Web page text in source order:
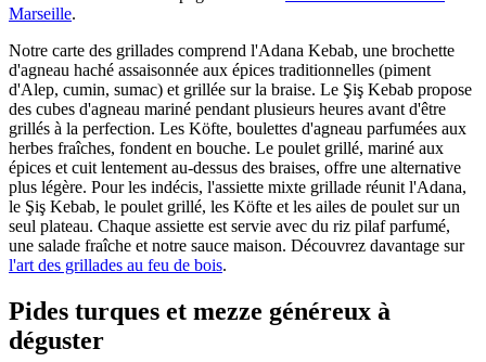
Marseille.
Notre carte des grillades comprend l'Adana Kebab, une brochette
d'agneau haché assaisonnée aux épices traditionnelles (piment
d'Alep, cumin, sumac) et grillée sur la braise. Le Şiş Kebab propose
des cubes d'agneau mariné pendant plusieurs heures avant d'être
grillés à la perfection. Les Köfte, boulettes d'agneau parfumées aux
herbes fraîches, fondent en bouche. Le poulet grillé, mariné aux
épices et cuit lentement au-dessus des braises, offre une alternative
plus légère. Pour les indécis, l'assiette mixte grillade réunit l'Adana,
le Şiş Kebab, le poulet grillé, les Köfte et les ailes de poulet sur un
seul plateau. Chaque assiette est servie avec du riz pilaf parfumé,
une salade fraîche et notre sauce maison. Découvrez davantage sur
l'art des grillades au feu de bois.
Pides turques et mezze généreux à
déguster